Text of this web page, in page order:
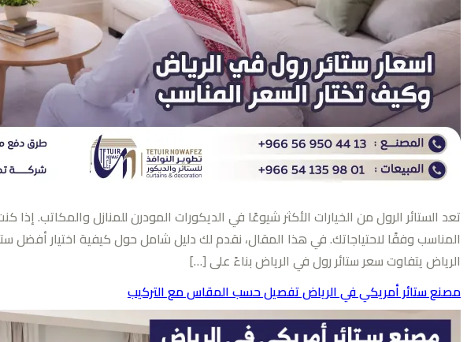
تعد الستائر الرول من الخيارات الأكثر شيوعًا في الديكورات المودرن للمنازل والمكاتب.
المناسب وفقًا لاحتياجاتك. في هذا المقال، نقدم لك دليل شامل حول كيفية اختيار أفضل
الرياض يتفاوت سعر ستائر رول في الرياض بناءً على […]
مصنع ستائر أمريكي في الرياض تفصيل حسب المقاس مع التركيب